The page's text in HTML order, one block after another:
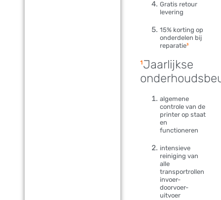
Gratis retour
levering
15% korting op
onderdelen bij
reparatie³
¹Jaarlijkse
algemene
controle van de
printer op staat
en
functioneren
intensieve
reiniging van
alle
transportrollen
invoer-
doorvoer-
uitvoer